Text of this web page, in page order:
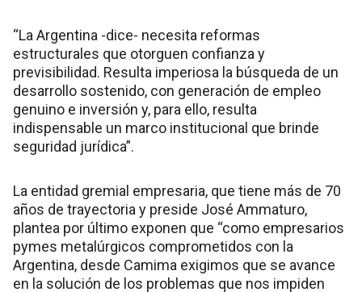
“La Argentina -dice- necesita reformas
estructurales que otorguen confianza y
previsibilidad. Resulta imperiosa la búsqueda de un
desarrollo sostenido, con generación de empleo
genuino e inversión y, para ello, resulta
indispensable un marco institucional que brinde
seguridad jurídica”.
La entidad gremial empresaria, que tiene más de 70
años de trayectoria y preside José Ammaturo,
plantea por último exponen que “como empresarios
pymes metalúrgicos comprometidos con la
Argentina, desde Camima exigimos que se avance
en la solución de los problemas que nos impiden